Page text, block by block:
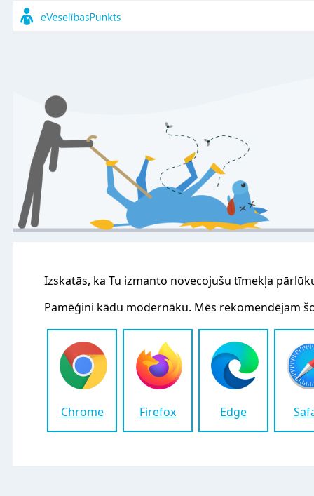
Izskatās, ka Tu izmanto novecojušu tīmekļa
Pamēģini kādu modernāku. Mēs rekomendējam
Chrome Firefox Edge